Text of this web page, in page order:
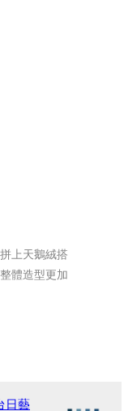
上天鵝絨搭
體造型更加
日藝